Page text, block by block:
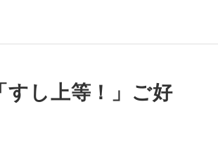
すし上等！」ご好